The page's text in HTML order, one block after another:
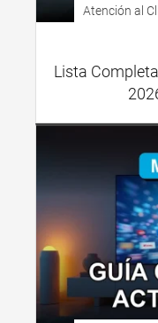
Atención al
Lista